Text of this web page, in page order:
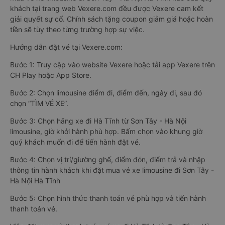
khách tại trang web Vexere.com đều được Vexere cam kết
giải quyết sự cố. Chính sách tặng coupon giảm giá hoặc hoàn
tiền sẽ tùy theo từng trường hợp sự việc.
Hướng dẫn đặt vé tại Vexere.com:
Bước 1: Truy cập vào website Vexere hoặc tải app Vexere trên
CH Play hoặc App Store.
Bước 2: Chọn limousine điểm đi, điểm đến, ngày đi, sau đó
chọn “TÌM VÉ XE”.
Bước 3: Chọn hãng xe đi Hà Tĩnh từ Sơn Tây - Hà Nội
limousine, giờ khởi hành phù hợp. Bấm chọn vào khung giờ
quý khách muốn đi để tiến hành đặt vé.
Bước 4: Chọn vị trí/giường ghế, điểm đón, điểm trả và nhập
thông tin hành khách khi đặt mua vé xe limousine đi Sơn Tây -
Hà Nội Hà Tĩnh
Bước 5: Chọn hình thức thanh toán vé phù hợp và tiến hành
thanh toán vé.